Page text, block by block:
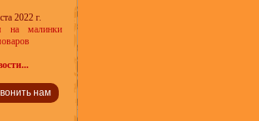
2022 г.
на малинки
нам